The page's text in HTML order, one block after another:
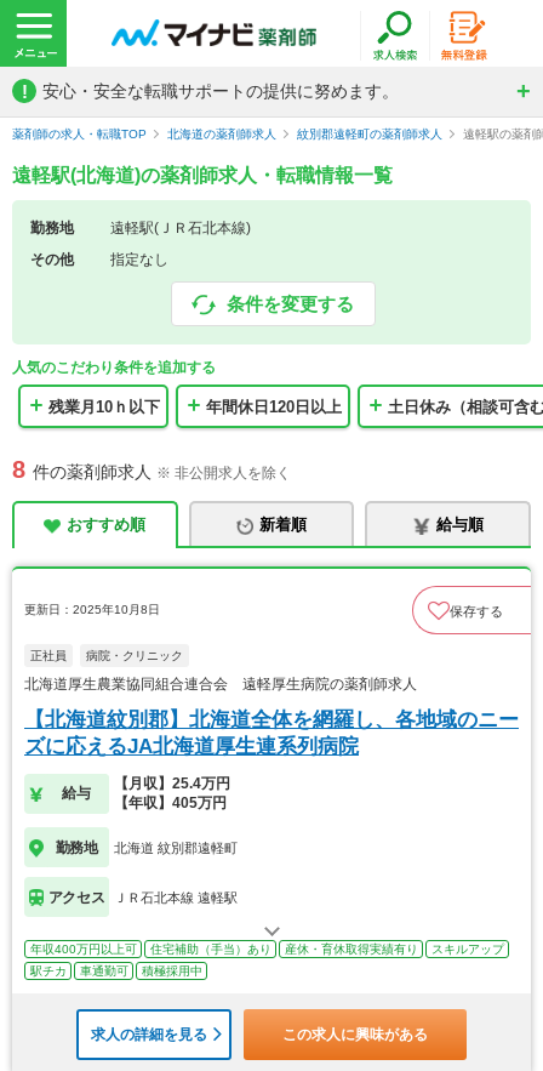
! 安心・安全な転職サポートの提供に努めます。
薬剤師の求人・転職TOP 北海道の薬剤師求人 紋別郡遠軽町の薬剤師求人 遠軽駅の薬剤
遠軽駅(北海道)の薬剤師求人・転職情報一覧
勤務地
遠軽駅(ＪＲ石北本線)
その他
指定なし
条件を変更する
人気のこだわり条件を追加する
残業月10ｈ以下 年間休日120日以上 土日休み（相談可含
8 件の薬剤師求人 ※ 非公開求人を除く
おすすめ順 新着順 給与順
更新日：2025年10月8日 保存する
正社員 病院・クリニック
北海道厚生農業協同組合連合会 遠軽厚生病院の薬剤師求人
【北海道紋別郡】北海道全体を網羅し、各地域のニー
ズに応えるJA北海道厚生連系列病院
給与
【月収】25.4万円
【年収】405万円
勤務地 北海道 紋別郡遠軽町
アクセス ＪＲ石北本線 遠軽駅
年収400万円以上可 住宅補助（手当）あり 産休・育休取得実績有り
スキルアップ
駅チカ
車通勤可 積極採用中
求人の詳細を見る この求人に興味がある